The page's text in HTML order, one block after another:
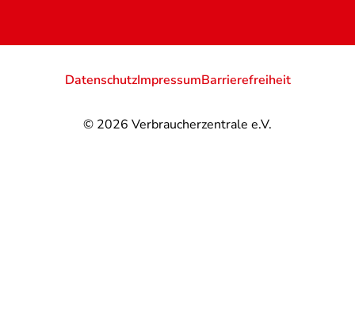
© 2026 Verbraucherzentrale e.V.
DatenschutzImpressumBarrierefreiheit